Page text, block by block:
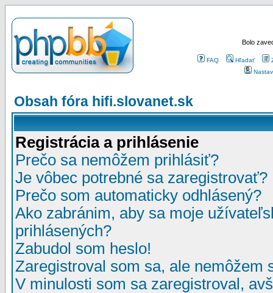
Bolo
FAQ Hľadať
Obsah fóra hifi.slovanet.sk
Registrácia a prihlásenie
Prečo sa nemôžem prihlásiť?
Je vôbec potrebné sa zaregistrovať?
Prečo som automaticky odhlásený?
Ako zabránim, aby sa moje
prihlásených?
Zabudol som heslo!
Zaregistroval som sa, ale nemôžem
V minulosti som sa zaregistroval,